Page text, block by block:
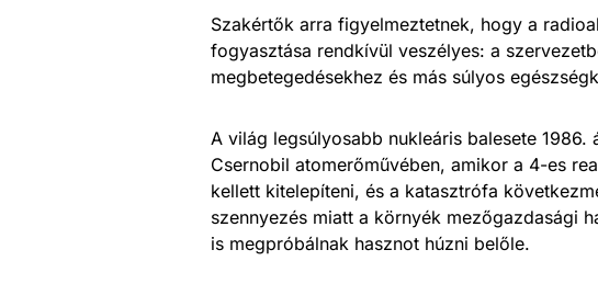
Szakértők arra figyelmeztetnek, hogy a
fogyasztása rendkívül veszélyes: a
megbetegedésekhez és más súlyos
A világ legsúlyosabb nukleáris balesete
Csernobil atomerőművében, amikor a 4-es
kellett kitelepíteni, és a katasztrófa
szennyezés miatt a környék mezőgazdasági
is megpróbálnak hasznot húzni belőle.